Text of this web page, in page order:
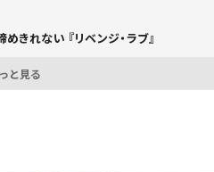
きれない 『リベンジ・ラブ』
と見る